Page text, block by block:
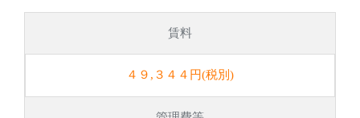
賃料
４９,３４４円(税別)